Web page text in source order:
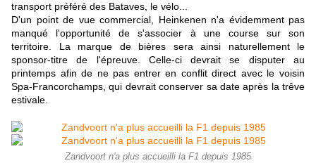
transport préféré des Bataves, le vélo...
D'un point de vue commercial, Heinkenen n'a évidemment pas
manqué l'opportunité de s'associer à une course sur son
territoire. La marque de bières sera ainsi naturellement le
sponsor-titre de l'épreuve. Celle-ci devrait se disputer au
printemps afin de ne pas entrer en conflit direct avec le voisin
Spa-Francorchamps, qui devrait conserver sa date après la trêve
estivale.
Zandvoort n'a plus accueilli la F1 depuis 1985